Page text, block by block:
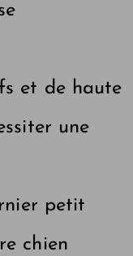
et de haute
une
petit
chien